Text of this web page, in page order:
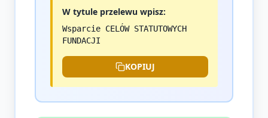
W tytule przelewu wpisz:
Wsparcie CELÓW STATUTOWYCH
FUNDACJI
KOPIUJ